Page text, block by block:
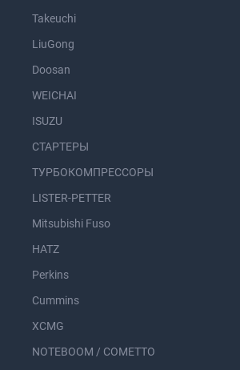
Takeuchi
LiuGong
Doosan
WEICHAI
ISUZU
СТАРТЕРЫ
ТУРБОКОМПРЕССОРЫ
LISTER-PETTER
Mitsubishi Fuso
HATZ
Perkins
Cummins
XCMG
NOTEBOOM / COMETTO